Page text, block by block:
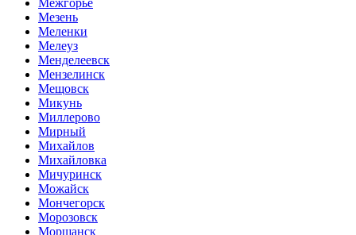
Мезень
Меленки
Мелеуз
Менделеевск
Мензелинск
Мещовск
Микунь
Миллерово
Мирный
Михайлов
Михайловка
Мичуринск
Можайск
Мончегорск
Морозовск
Моршанск